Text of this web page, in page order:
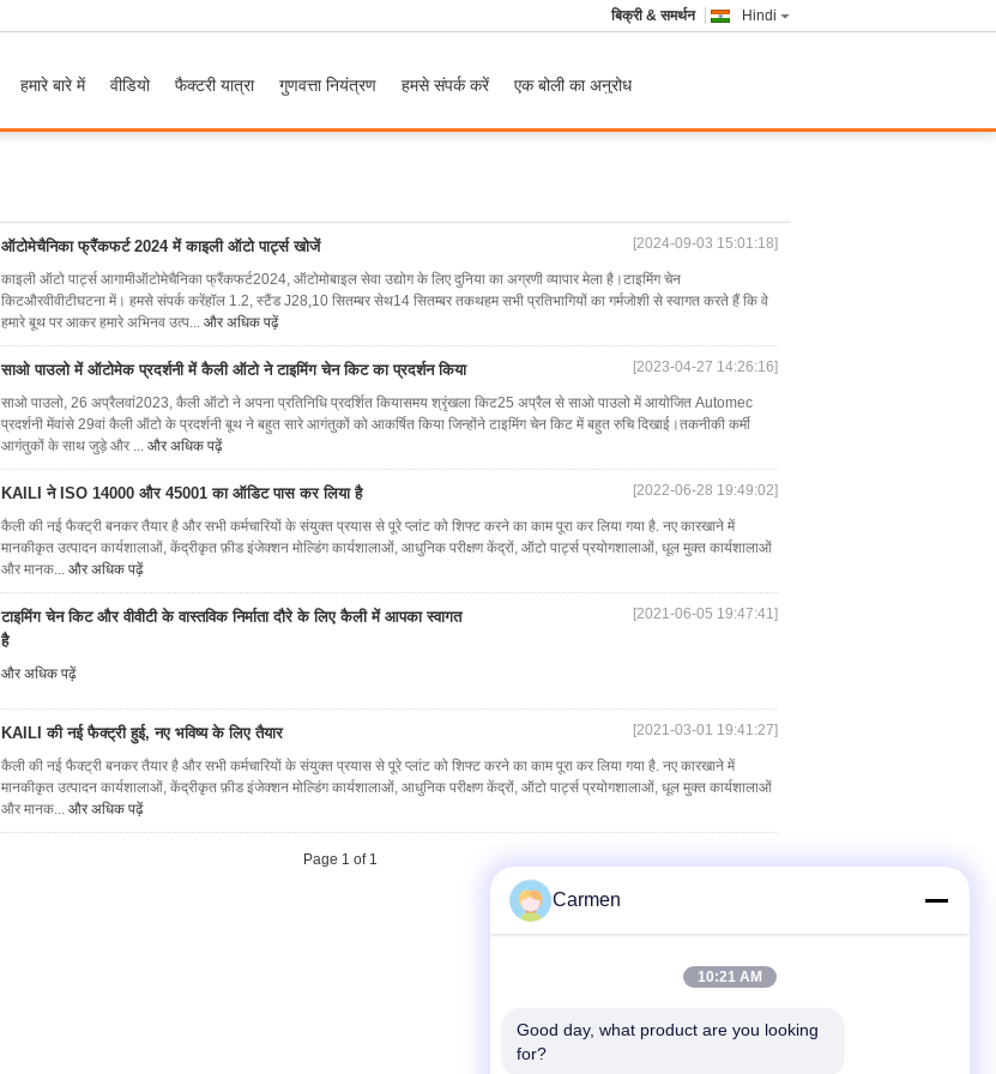
Hindi
बिक्री & समर्थन
हमारे बारे में वीडियो फैक्टरी यात्रा गुणवत्ता नियंत्रण हमसे संपर्क करें एक बोली का अनुरोध
ऑटोमेचैनिका फ्रैंकफर्ट 2024 में काइली ऑटो पार्ट्स खोजें [2024-09-03 15:01:18]
काइली ऑटो पार्ट्स आगामीऑटोमेचैनिका फ्रैंकफर्ट2024, ऑटोमोबाइल सेवा उद्योग के लिए दुनिया का अग्रणी व्यापार मेला है।टाइमिंग चेन
किटऔरवीवीटीघटना में। हमसे संपर्क करेंहॉल 1.2, स्टैंड J28,10 सितम्बर सेथ14 सितम्बर तकथहम सभी प्रतिभागियों का गर्मजोशी से स्वागत करते हैं कि वे
हमारे बूथ पर आकर हमारे अभिनव उत्प... और अधिक पढ़ें
साओ पाउलो में ऑटोमेक प्रदर्शनी में कैली ऑटो ने टाइमिंग चेन किट का प्रदर्शन किया [2023-04-27 14:26:16]
साओ पाउलो, 26 अप्रैलवां2023, कैली ऑटो ने अपना प्रतिनिधि प्रदर्शित कियासमय श्रृंखला किट25 अप्रैल से साओ पाउलो में आयोजित Automec
प्रदर्शनी मेंवांसे 29वां कैली ऑटो के प्रदर्शनी बूथ ने बहुत सारे आगंतुकों को आकर्षित किया जिन्होंने टाइमिंग चेन किट में बहुत रुचि दिखाई।तकनीकी कर्मी
आगंतुकों के साथ जुड़े और ... और अधिक पढ़ें
KAILI ने ISO 14000 और 45001 का ऑडिट पास कर लिया है [2022-06-28 19:49:02]
कैली की नई फैक्ट्री बनकर तैयार है और सभी कर्मचारियों के संयुक्त प्रयास से पूरे प्लांट को शिफ्ट करने का काम पूरा कर लिया गया है. नए कारखाने में
मानकीकृत उत्पादन कार्यशालाओं, केंद्रीकृत फ़ीड इंजेक्शन मोल्डिंग कार्यशालाओं, आधुनिक परीक्षण केंद्रों, ऑटो पार्ट्स प्रयोगशालाओं, धूल मुक्त कार्यशालाओं
और मानक... और अधिक पढ़ें
टाइमिंग चेन किट और वीवीटी के वास्तविक निर्माता दौरे के लिए कैली में आपका स्वागत
है
[2021-06-05 19:47:41]
और अधिक पढ़ें
KAILI की नई फैक्ट्री हुई, नए भविष्य के लिए तैयार [2021-03-01 19:41:27]
कैली की नई फैक्ट्री बनकर तैयार है और सभी कर्मचारियों के संयुक्त प्रयास से पूरे प्लांट को शिफ्ट करने का काम पूरा कर लिया गया है. नए कारखाने में
मानकीकृत उत्पादन कार्यशालाओं, केंद्रीकृत फ़ीड इंजेक्शन मोल्डिंग कार्यशालाओं, आधुनिक परीक्षण केंद्रों, ऑटो पार्ट्स प्रयोगशालाओं, धूल मुक्त कार्यशालाओं
और मानक... और अधिक पढ़ें
Page 1 of 1
Carmen
10:21 AM
Good day, what product are you looking
for?